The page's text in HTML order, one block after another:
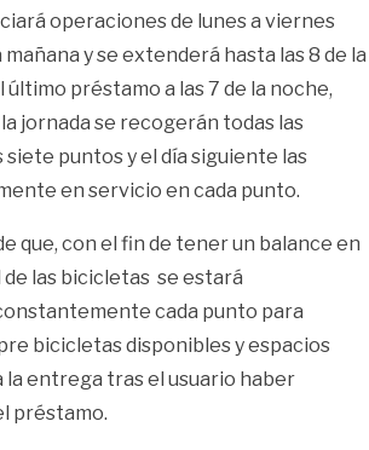
operaciones de lunes a viernes
mañana y se extenderá hasta las 8 de la
último préstamo a las 7 de la noche,
jornada se recogerán todas las
siete puntos y el día siguiente las
en servicio en cada punto.
que, con el fin de tener un balance en
de las bicicletas se estará
cada punto para
bicicletas disponibles y espacios
la entrega tras el usuario haber
préstamo.